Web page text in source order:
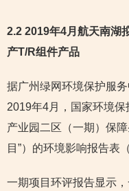
2.2 2019年4月航天南湖
产T/R组件产品
据广州绿网环境保护服务
2019年4月，国家环境保
产业园二区（一期）保
目”）的环境影响报告表
一期项目环评报告显示